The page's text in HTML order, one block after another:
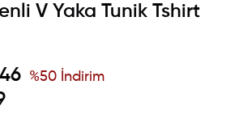
V Yaka Tunik Tshirt
%50 İndirim